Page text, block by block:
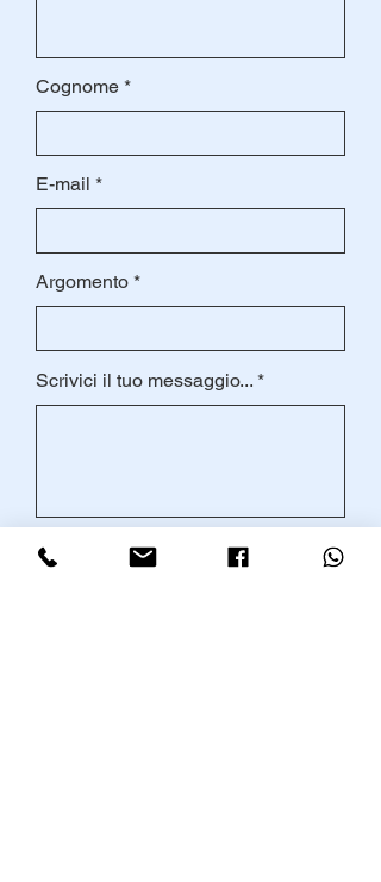
Cognome
E-mail
Argomento
Scrivici il tuo messaggio...